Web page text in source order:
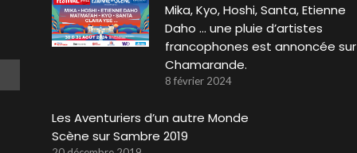
Mika, Kyo, Hoshi, Santa, Etienne
Daho … une pluie d’artistes
francophones est annoncée sur
Chamarande.
8 février 2024
Les Aventuriers d’un autre Monde
Scène sur Sambre 2019